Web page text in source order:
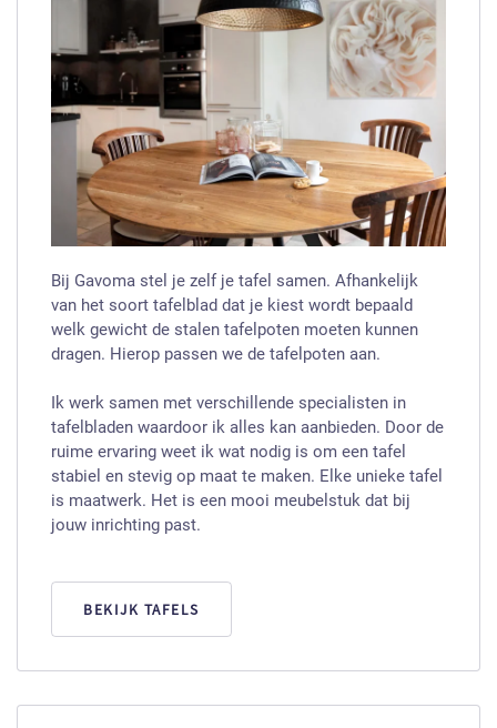
Bij Gavoma stel je zelf je tafel samen. Afhankelijk
van het soort tafelblad dat je kiest wordt bepaald
welk gewicht de stalen tafelpoten moeten kunnen
dragen. Hierop passen we de tafelpoten aan.
Ik werk samen met verschillende specialisten in
tafelbladen waardoor ik alles kan aanbieden. Door de
ruime ervaring weet ik wat nodig is om een tafel
stabiel en stevig op maat te maken. Elke unieke tafel
is maatwerk. Het is een mooi meubelstuk dat bij
jouw inrichting past.
BEKIJK TAFELS